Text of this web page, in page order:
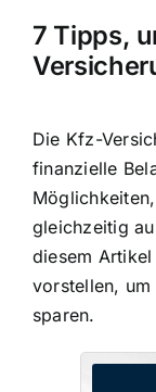
7 Tipps,
Die Kfz-
finanzielle
gleichzeitig
diesem
vorstellen,
sparen.